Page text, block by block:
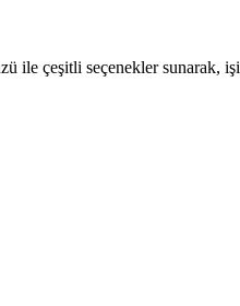
çeşitli seçenekler sunarak,